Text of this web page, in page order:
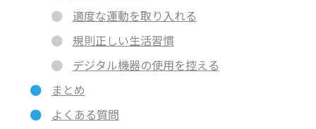
適度な運動を取り入れる
規則正しい生活習慣
デジタル機器の使用を控える
まとめ
よくある質問